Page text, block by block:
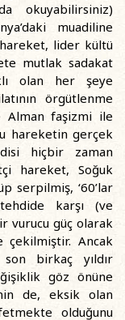
okuyabilirsiniz)
muadiline
lider kültü
mutlak sadakat
olan her şeye
örgütlenme
Alman faşizmi ile
hareketin gerçek
hiçbir zaman
hareket, Soğuk
serpilmiş, ‘60’lar
karşı (ve
vurucu güç olarak
çekilmiştir. Ancak
birkaç yıldır
göz önüne
de, eksik olan
olduğunu